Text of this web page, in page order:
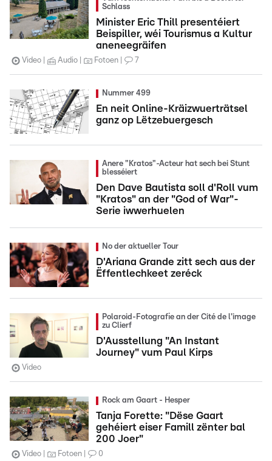
Schlass
Minister Eric Thill presentéiert
Beispiller, wéi Tourismus a Kultur
aneneegräifen
Video Audio Fotoen 7
Nummer 499
En neit Online-Kräizwuerträtsel
ganz op Lëtzebuergesch
Anere "Kratos"-Acteur hat sech bei Stunt
blesséiert
Den Dave Bautista soll d'Roll vum
"Kratos" an der "God of War"-
Serie iwwerhuelen
No der aktueller Tour
D'Ariana Grande zitt sech aus der
Ëffentlechkeet zeréck
Polaroid-Fotografie an der Cité de l'image
zu Clierf
D'Ausstellung "An Instant
Journey" vum Paul Kirps
Video
Rock am Gaart - Hesper
Tanja Forette: "Dëse Gaart
gehéiert eiser Famill zënter bal
200 Joer"
Video Fotoen 0